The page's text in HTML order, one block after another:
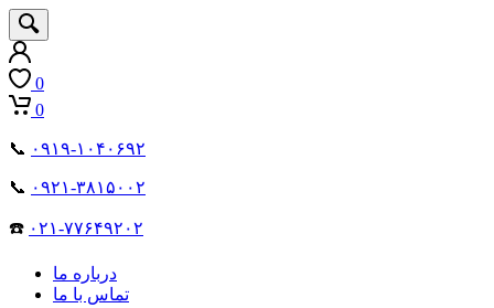
0
0
📞 ۰۹۱۹-۱۰۴۰۶۹۲
📞 ۰۹۲۱-۳۸۱۵۰۰۲
☎️ ۰۲۱-۷۷۶۴۹۲۰۲
درباره ما
تماس با ما